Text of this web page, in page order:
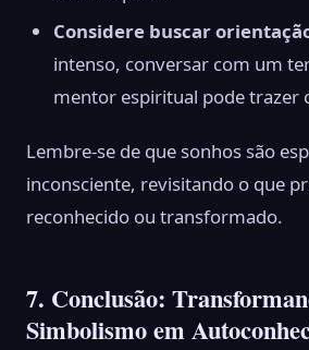
Considere buscar
intenso, conversar com um
mentor espiritual pode trazer
Lembre-se de que sonhos são
inconsciente, revisitando o que
reconhecido ou transformado.
7. Conclusão:
Simbolismo em